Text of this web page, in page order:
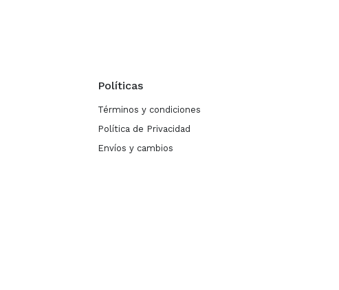
Políticas
Términos y condiciones
Política de Privacidad
Envíos y cambios